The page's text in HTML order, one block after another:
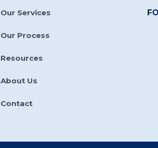
Our Services
Our Process
Resources
About Us
Contact